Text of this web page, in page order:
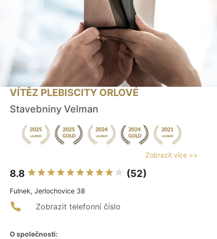
VÍTĚZ PLEBISCITY ORLOVÉ
Stavebniny Velman
Zobrazit více >>
8.8 (52)
Fulnek, Jerlochovice 38
Zobrazit telefonní číslo
O společnosti: